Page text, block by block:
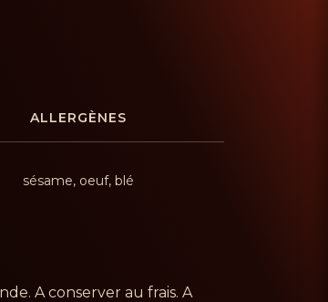
ALLERGÈNES
sésame, oeuf, blé
A conserver au frais. A